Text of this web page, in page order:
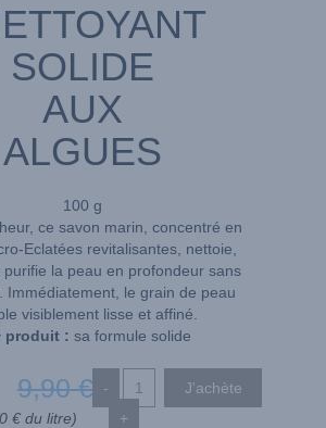
SOLIDE
AUX
ALGUES
100 g
ce savon marin, concentré en
Eclatées revitalisantes, nettoie,
purifie la peau en profondeur sans
Immédiatement, le grain de peau
visiblement lisse et affiné.
produit : sa formule solide
9,90 €
€ du litre)
-
+